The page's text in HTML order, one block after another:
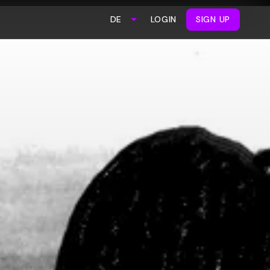
DE LOGIN SIGN UP